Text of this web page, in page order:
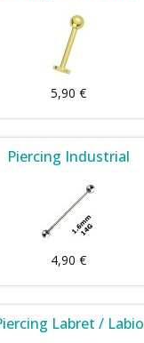
5,90 €
Piercing Industrial
4,90 €
Labret / Labio